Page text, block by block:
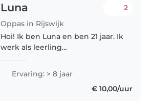
Luna
Oppas in Rijswijk
2
Hoi! Ik ben Luna en ben 21 jaar. Ik
werk als leerling
ziekenhuis in Rotterdam, onder
andere op de afdeling
Neurologie en Cardiologie. Ik
Ervaring: > 8 jaar
€ 10,00/uur